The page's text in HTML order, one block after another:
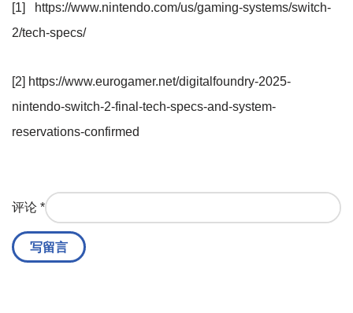
[1] https://www.nintendo.com/us/gaming-systems/switch-
2/tech-specs/
[2] https://www.eurogamer.net/digitalfoundry-2025-
nintendo-switch-2-final-tech-specs-and-system-
reservations-confirmed
评论 *